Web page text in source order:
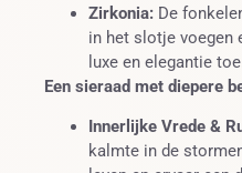
Zirkonia: De
in het slotje voegen
luxe en elegantie
Een sieraad met diepere
Innerlijke Vrede &
kalmte in de